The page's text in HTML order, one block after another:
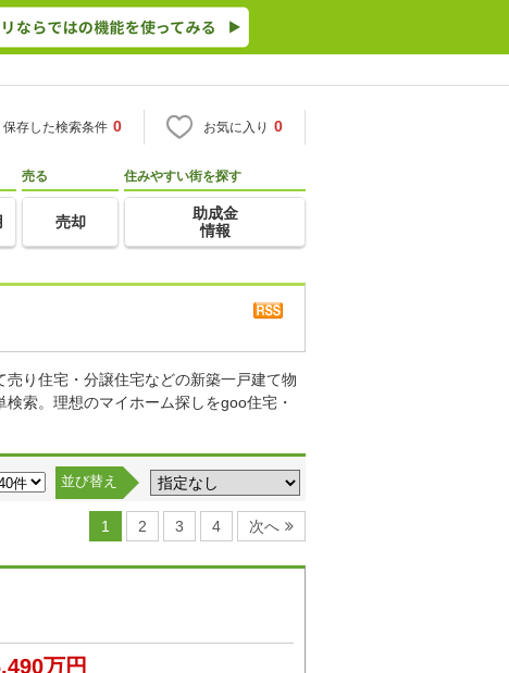
保存した検索条件 0 お気に入り 0
売る
売却
住みやすい街を探す
助成金
情報
り住宅・分譲住宅などの新築一戸建て物
索。理想のマイホーム探しをgoo住宅・
並び替え
1 2 3 4 次へ
万円